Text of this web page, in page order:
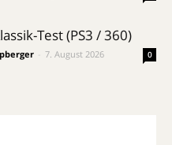
Test (PS3 / 360)
7. August 2026 0